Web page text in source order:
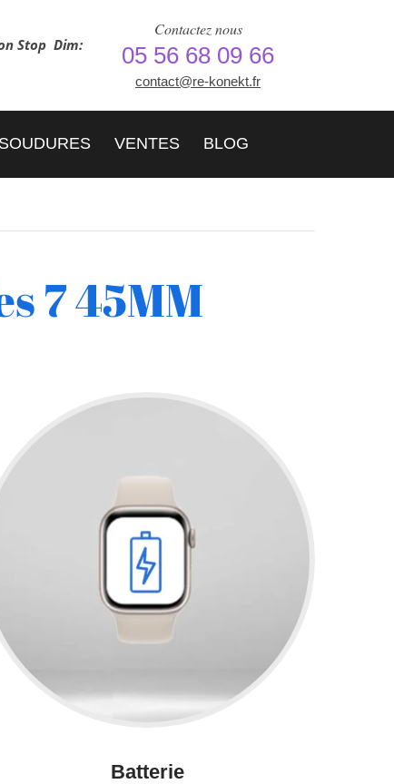
Stop Dim:
Contactez nous
05 56 68 09 66
contact@re-konekt.fr
SOUDURES VENTES BLOG
7 45MM
Batterie